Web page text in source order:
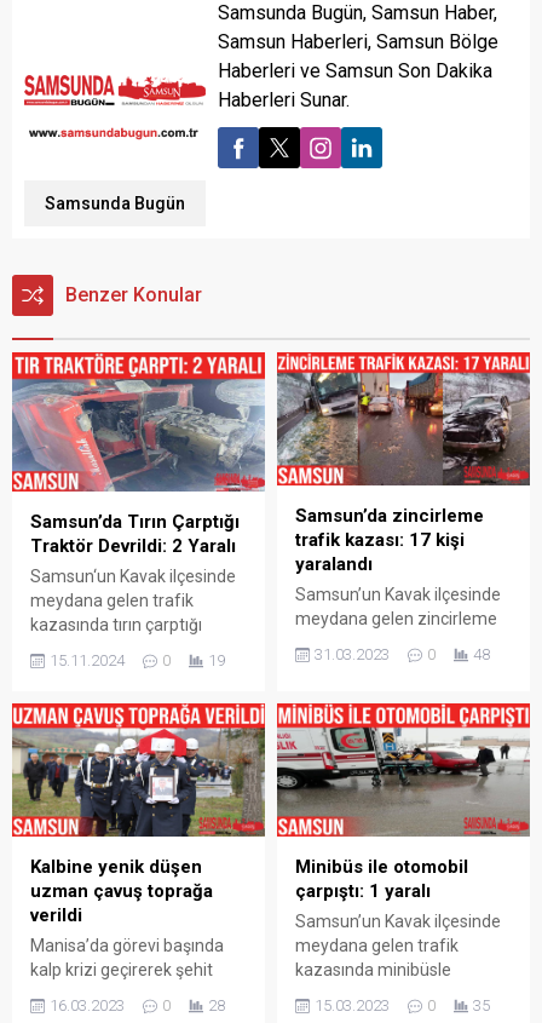
Samsunda Bugün
Samsunda Bugün, Samsun Haber,
Samsun Haberleri, Samsun Bölge
Haberleri ve Samsun Son Dakika
Haberleri Sunar.
Benzer Konular
Samsun’da Tırın Çarptığı
Traktör Devrildi: 2 Yaralı
Samsun‘un Kavak ilçesinde
meydana gelen trafik
kazasında tırın çarptığı
traktörün devrilmesi
sonucunca traktör sürücüsü
yaralandı. Samsun‘da Kavak
ilçesi Ankara-Samsun
Karayolu üzerinde Tekke
mevkisinde meydana gelen
trafik kazasında edinilen
bilgiye göre 31 DT 088
plakalı TIR M.K. isimli şahsın
kullanmış olduğu 55 ZA 860
plakalı traktöre arkadan...
15.11.2024 0 19
Samsun’da zincirleme
trafik kazası: 17 kişi
yaralandı
Samsun’un Kavak ilçesinde
meydana gelen zincirleme
trafik kazasında çok sayıda
kişi yaralandı. Kaza,
Samsun-Ankara yolu Hacıllı
mevkisinde akşam
saatlerinde meydana geldi.
Alınan ilk bilgilere göre, kar
ve buzlanmadan dolayı
zincirleme kaza meydana
geldi. Yolcu otobüsü, tır ve
otomobiller kazaya karıştı.
Feci kazada yolcu otobüsü
çarpıştığı araçla yağmur...
31.03.2023 0 48
Kalbine yenik düşen
uzman çavuş toprağa
verildi
Manisa’da görevi başında
kalp krizi geçirerek şehit
olan 29 yaşındaki Uzman
Çavuş Sefer Tangal,
16.03.2023 0 28
Minibüs ile otomobil
çarpıştı: 1 yaralı
Samsun’un Kavak ilçesinde
meydana gelen trafik
kazasında minibüsle
otomobilin çarpıştı, kazada
1 kişi yaralandı. Kaza, Kavak
15.03.2023 0 35